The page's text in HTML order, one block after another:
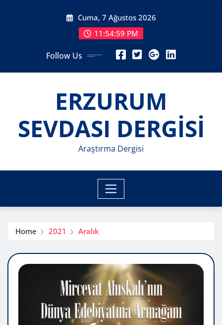
Cuma, 7 Ağustos 2026
11:55:01 PM
Follow Us
ERZURUM
SEVDASI DERGİSİ
Araştırma Dergisi
Home 2021 Aralık